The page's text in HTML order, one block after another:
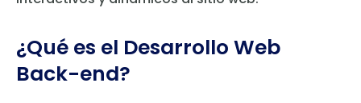
¿Qué es el Desarrollo Web
Back-end?